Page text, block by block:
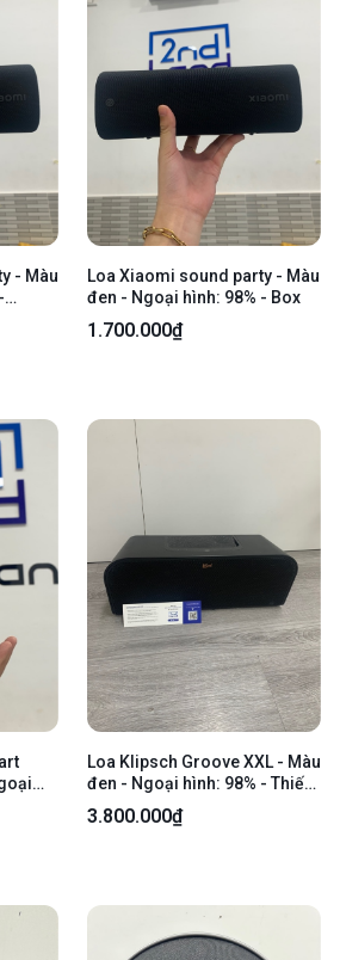
- Màu
Loa Xiaomi sound party - Màu
đen - Ngoại hình: 98% - Box
1.700.000₫
Loa Klipsch Groove XXL - Màu
đen - Ngoại hình: 98% - Thiếu
remote - Kèm nguồn
3.800.000₫